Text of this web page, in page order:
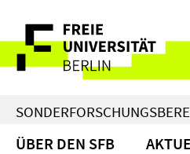
direkt
Inhalt
Service-
Navigation
ÜBER DEN SFB